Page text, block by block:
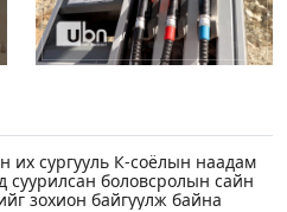
сургууль К-соёлын наадам
суурилсан боловсролын сайн
зохион байгуулж байна